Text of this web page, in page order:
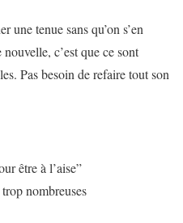
une tenue sans qu’on s’en
c’est que ce sont
Pas besoin de refaire tout son
être à l’aise”
nombreuses